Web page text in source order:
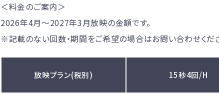
＜料金のご案内＞
2026年4月〜2027年3月放映の金額です。
※記載のない回数・期間をご希望の場合はお問い合わせくだ
放映プラン(税別) 15秒4回/H